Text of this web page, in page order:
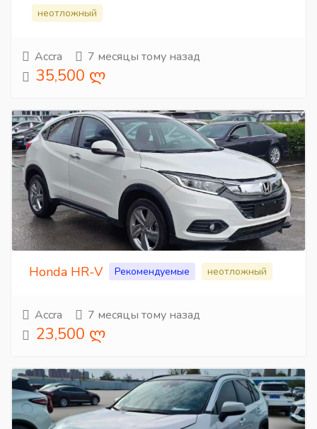
неотложный
Accra 7 месяцы тому назад
35,500 ლ
Honda HR-V Рекомендуемые неотложный
Accra 7 месяцы тому назад
23,500 ლ